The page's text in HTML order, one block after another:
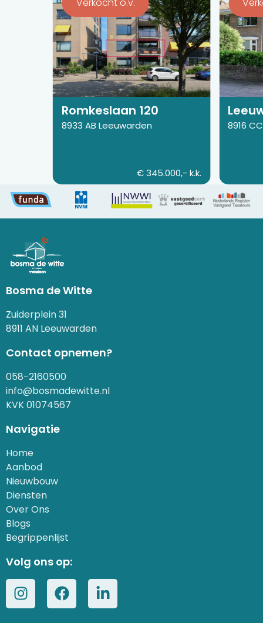
detail
pagina
van
Romkeslaan
120
Romkeslaan 120
8933 AB Leeuwarden
€ 345.000,- k.k.
detail
pagina
van
99
8916
Bosma de Witte
Zuiderplein 31
8911 AN Leeuwarden
Contact opnemen?
058-2160500
info@bosmadewitte.nl
KVK 01074567
Navigatie
Home
Aanbod
Nieuwbouw
Diensten
Over Ons
Blogs
Begrippenlijst
Volg ons op: